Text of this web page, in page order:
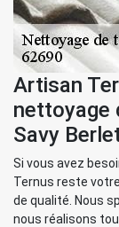
Artisan
nettoyage
Savy
Si vous avez
Ternus reste
de qualité. Nous
nous réalisons